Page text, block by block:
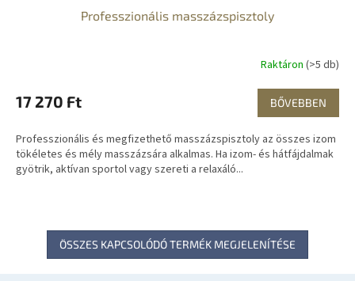
Professzionális masszázspisztoly
Raktáron (>5 db)
17 270 Ft BŐVEBBEN
Professzionális és megfizethető masszázspisztoly az összes izom
tökéletes és mély masszázsára alkalmas. Ha izom- és hátfájdalmak
gyötrik, aktívan sportol vagy szereti a relaxáló...
ÖSSZES KAPCSOLÓDÓ TERMÉK MEGJELENÍTÉSE